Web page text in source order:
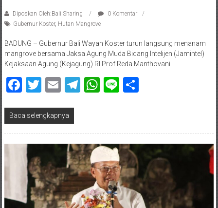
Diposkan Oleh:Bali Sharing
0 Komentar
Gubernur Koster, Hutan Mangrove
BADUNG – Gubernur Bali Wayan Koster turun langsung menanam
mangrove bersama Jaksa Agung Muda Bidang Intelijen (Jamintel)
Kejaksaan Agung (Kejagung) RI Prof Reda Manthovani
Facebook
Twitter
EmailTelegram
WhatsApp
LineShare
Baca selengkapnya